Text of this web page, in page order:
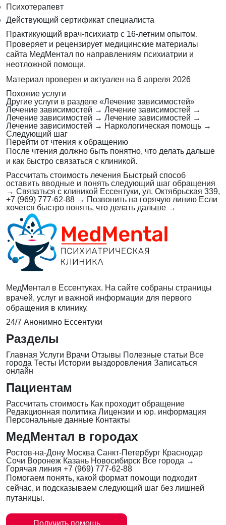
Психотерапевт
Действующий сертификат специалиста
Практикующий врач-психиатр с 16-летним опытом.
Проверяет и рецензирует медицинские материалы
сайта МедМентал по направлениям психиатрии и
неотложной помощи.
Материал проверен и актуален на 6 апреля 2026
Похожие услуги
Другие услуги в разделе «Лечение зависимостей»
Лечение зависимостей → Лечение зависимостей →
Лечение зависимостей → Лечение зависимостей →
Лечение зависимостей → Наркологическая помощь →
Следующий шаг
Перейти от чтения к обращению
После чтения должно быть понятно, что делать дальше
и как быстро связаться с клиникой.
Рассчитать стоимость лечения Быстрый способ
оставить вводные и понять следующий шаг обращения
→ Связаться с клиникой Ессентуки, ул. Октябрьская 339,
+7 (969) 777-62-88 → Позвонить на горячую линию Если
хочется быстро понять, что делать дальше →
МедМентал в Ессентуках. На сайте собраны страницы
врачей, услуг и важной информации для первого
обращения в клинику.
24/7 Анонимно Ессентуки
Разделы
Главная Услуги Врачи Отзывы Полезные статьи Все
города Тесты Истории выздоровления Записаться
онлайн
Пациентам
Рассчитать стоимость Как проходит обращение
Редакционная политика Лицензии и юр. информация
Персональные данные Контакты
МедМентал в городах
Ростов-на-Дону Москва Санкт-Петербург Краснодар
Сочи Воронеж Казань Новосибирск Все города →
Горячая линия +7 (969) 777-62-88
Помогаем понять, какой формат помощи подходит
сейчас, и подсказываем следующий шаг без лишней
путаницы.
Получить помощь